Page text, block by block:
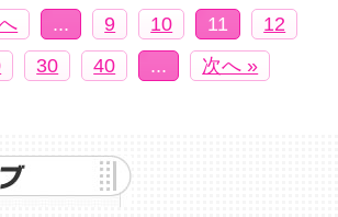
... 9 10 11
12
30 40 ...
次へ »